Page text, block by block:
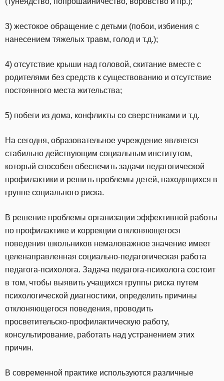
3) жестокое обращение с детьми (побои, избиения с
нанесением тяжелых травм, голод и т.д.);
4) отсутствие крыши над головой, скитание вместе с
родителями без средств к существованию и отсутствие
постоянного места жительства;
5) побеги из дома, конфликты со сверстниками и т.д.
На сегодня, образовательное учреждение является
стабильно действующим социальным институтом,
который способен обеспечить задачи педагогической
профилактики и решить проблемы детей, находящихся в
группе социального риска.
В решение проблемы организации эффективной работы
по профилактике и коррекции отклоняющегося
поведения школьников немаловажное значение имеет
целенаправленная социально-педагогическая работа
педагога-психолога. Задача педагога-психолога состоит
в том, чтобы выявить учащихся группы риска путем
психологической диагностики, определить причины
отклоняющегося поведения, проводить
просветительско-профилактическую работу,
консультирование, работать над устранением этих
причин.
В современной практике используются различные